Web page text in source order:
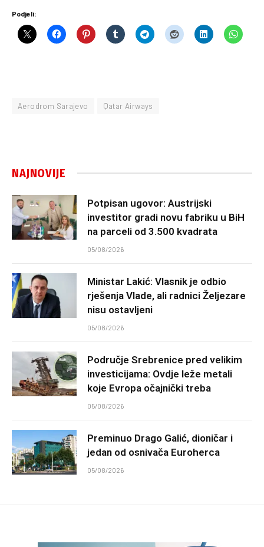
Podjeli:
Aerodrom Sarajevo Qatar Airways
NAJNOVIJE
Potpisan ugovor: Austrijski
investitor gradi novu fabriku u BiH
na parceli od 3.500 kvadrata
05/08/2026
Ministar Lakić: Vlasnik je odbio
rješenja Vlade, ali radnici Željezare
nisu ostavljeni
05/08/2026
Područje Srebrenice pred velikim
investicijama: Ovdje leže metali
koje Evropa očajnički treba
05/08/2026
Preminuo Drago Galić, dioničar i
jedan od osnivača Euroherca
05/08/2026